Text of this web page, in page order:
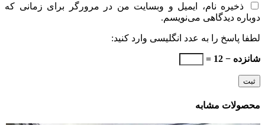
ذخیره نام، ایمیل و وبسایت من در مرورگر برای زمانی که
دوباره دیدگاهی می‌نویسم.
لطفا پاسخ را به عدد انگلیسی وارد کنید:
شانزده − 12 =
محصولات مشابه